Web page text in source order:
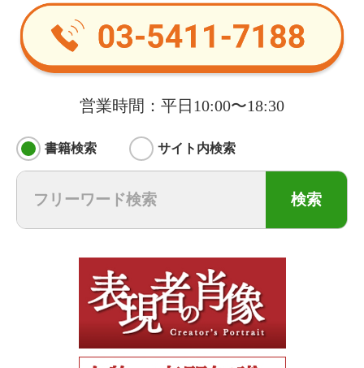
営業時間：平日10:00〜18:30
書籍検索 サイト内検索
検索